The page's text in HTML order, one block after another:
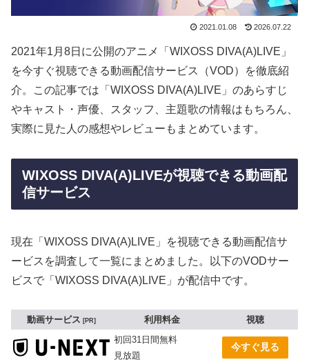
2021.01.08 2026.07.22
2021年1月8日に公開のアニメ「WIXOSS DIVA(A)LIVE」
を今すぐ視聴できる動画配信サービス（VOD）を徹底紹
介。この記事では「WIXOSS DIVA(A)LIVE」のあらすじ
やキャスト・声優、スタッフ、主題歌の情報はもちろん、
実際に見た人の感想やレビューもまとめています。
WIXOSS DIVA(A)LIVEが視聴できる動画配
信サービス
現在「WIXOSS DIVA(A)LIVE」を視聴できる動画配信サ
ービスを調査して一覧にまとめました。以下のVODサー
ビスで「WIXOSS DIVA(A)LIVE」が配信中です。
動画サービス PR 利用料金
視聴
初回31日間無料
見放題
今すぐ見る